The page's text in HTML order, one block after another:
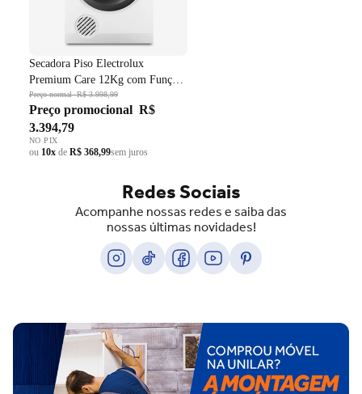
Secadora Piso Electrolux
Premium Care 12Kg com Função
AutoSense SFP12 Branco 220V
Preço normalR$ 3.998,99
Preço promocional R$
3.394,79
NO PIX
ou 10x de R$ 368,99sem juros
Redes Sociais
Acompanhe nossas redes e saiba das
nossas últimas novidades!